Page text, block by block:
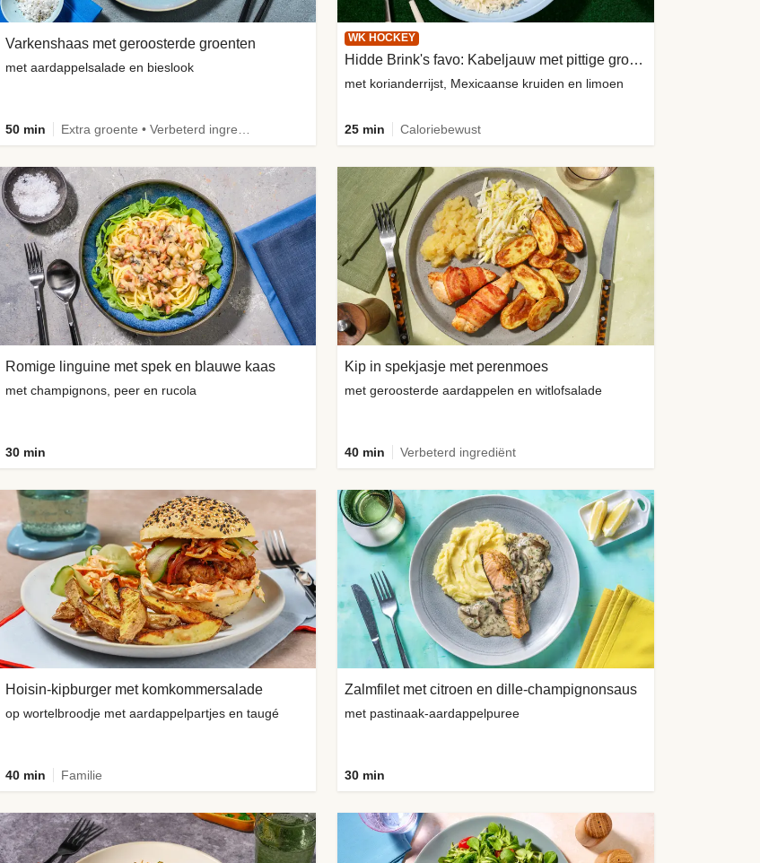
Varkenshaas met geroosterde groenten
met aardappelsalade en bieslook
50 min
WK HOCKEY
Hidde Brink's favo: Kabeljauw met pittige groene yoghurtsaus
met korianderrijst, Mexicaanse kruiden en limoen
25 min Caloriebewust
Romige linguine met spek en blauwe kaas
met champignons, peer en rucola
30 min
Kip in spekjasje met perenmoes
met geroosterde aardappelen en witlofsalade
40 min Verbeterd ingrediënt
Hoisin-kipburger met komkommersalade
op wortelbroodje met aardappelpartjes en taugé
40 min Familie
Zalmfilet met citroen en dille-champignonsaus
met pastinaak-aardappelpuree
30 min